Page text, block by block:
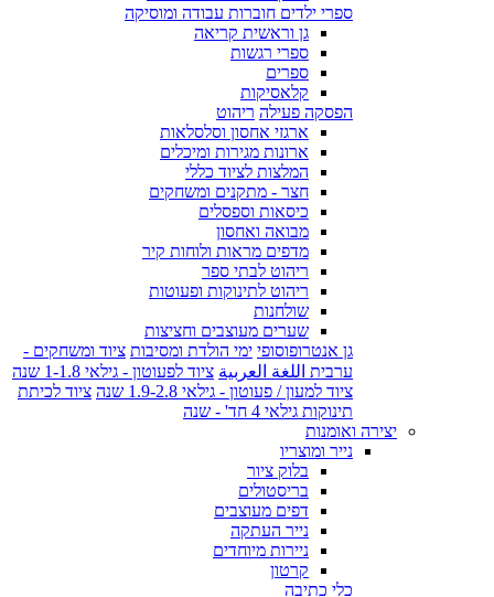
ספרי ילדים חוברות עבודה ומוסיקה
גן וראשית קריאה
ספרי רגשות
ספרים
קלאסיקות
הפסקה פעילה ריהוט
ארגזי אחסון וסלסלאות
ארונות מגירות ומיכלים
המלצות לציוד כללי
חצר - מתקנים ומשחקים
כיסאות וספסלים
מבואה ואחסון
מדפים מראות ולוחות קיר
ריהוט לבתי ספר
ריהוט לתינוקות ופעוטות
שולחנות
שערים מעוצבים וחציצות
גן אנטרופוסופי ימי הולדת ומסיבות ציוד ומשחקים -
ערבית اللغة العربية ציוד לפעוטון - גילאי 1-1.8 שנה
ציוד למעון / פעוטון - גילאי 1.9-2.8 שנה
ציוד לכיתת
תינוקות גילאי 4 חד' - שנה
יצירה ואומנות
נייר ומוצריו
בלוק ציור
בריסטולים
דפים מעוצבים
נייר העתקה
ניירות מיוחדים
קרטון
כלי כתיבה